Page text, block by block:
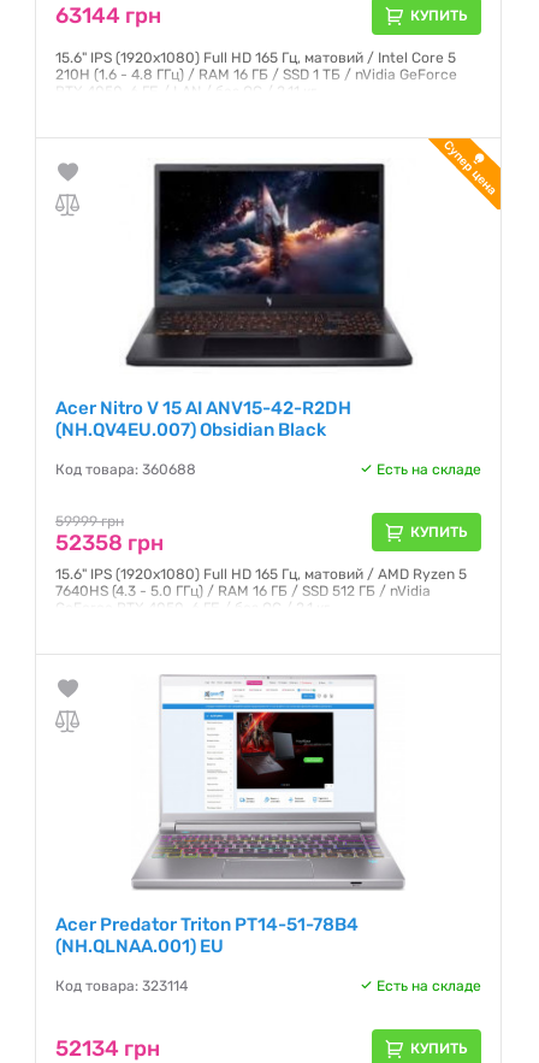
63144 грн КУПИТЬ
15.6" IPS (1920x1080) Full HD 165 Гц, матовий / Intel Core 5
210H (1.6 - 4.8 ГГц) / RAM 16 ГБ / SSD 1 ТБ / nVidia GeForce
RTX 4050, 6 ГБ / LAN / без ОС / 2.11 кг
Acer Nitro V 15 AI ANV15-42-R2DH
(NH.QV4EU.007) Obsidian Black
Код товара: 360688 Есть на складе
59999 грн
52358 грн КУПИТЬ
15.6" IPS (1920x1080) Full HD 165 Гц, матовий / AMD Ryzen 5
7640HS (4.3 - 5.0 ГГц) / RAM 16 ГБ / SSD 512 ГБ / nVidia
GeForce RTX 4050, 6 ГБ / без ОС / 2.1 кг
Acer Predator Triton PT14-51-78B4
(NH.QLNAA.001) EU
Код товара: 323114 Есть на складе
52134 грн КУПИТЬ